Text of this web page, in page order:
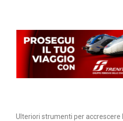
Ulteriori strumenti per accrescere